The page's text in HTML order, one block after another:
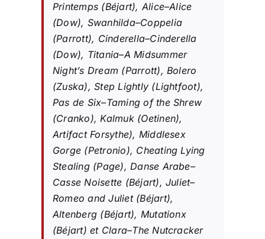
Printemps (Béjart), Alice–Alice
(Dow), Swanhilda–Coppelia
(Parrott), Cinderella–Cinderella
(Dow), Titania–A Midsummer
Night’s Dream (Parrott), Bolero
(Zuska), Step Lightly (Lightfoot),
Pas de Six–Taming of the Shrew
(Cranko), Kalmuk (Oetinen),
Artifact Forsythe), Middlesex
Gorge (Petronio), Cheating Lying
Stealing (Page), Danse Arabe–
Casse Noisette (Béjart), Juliet–
Romeo and Juliet (Béjart),
Altenberg (Béjart), Mutationx
(Béjart) et Clara–The Nutcracker